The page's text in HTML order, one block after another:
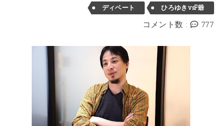
ディベート
ひろゆきvsF爺
コメント数 : 777